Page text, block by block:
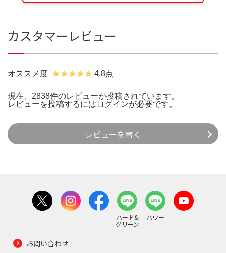
カスタマーレビュー
オススメ度 4.8点
現在、2838件のレビューが投稿されています。
レビューを投稿するには ログインが必要です。
レビューを書く
ハード&
グリーン
パワー
お問い合わせ